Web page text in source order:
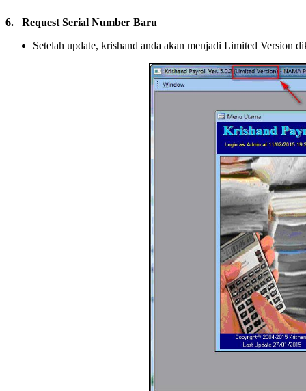
6. Request Serial Number Baru
Setelah update, krishand anda akan menjadi Limited Version